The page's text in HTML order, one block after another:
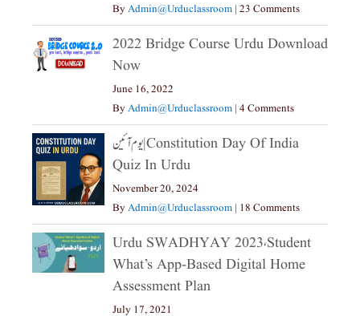
ByAdmin@urduclassroom | 23 Comments
2022 Bridge Course Urdu Download
Now
June 16, 2022
ByAdmin@urduclassroom | 4 Comments
یوم آئین|constitution Day Of India
Quiz In Urdu
November 20, 2024
ByAdmin@urduclassroom | 18 Comments
Urdu SWADHYAY 2023،Student
What’s App-Based Digital Home
Assessment Plan
July 17, 2021